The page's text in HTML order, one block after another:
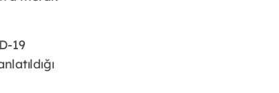
19